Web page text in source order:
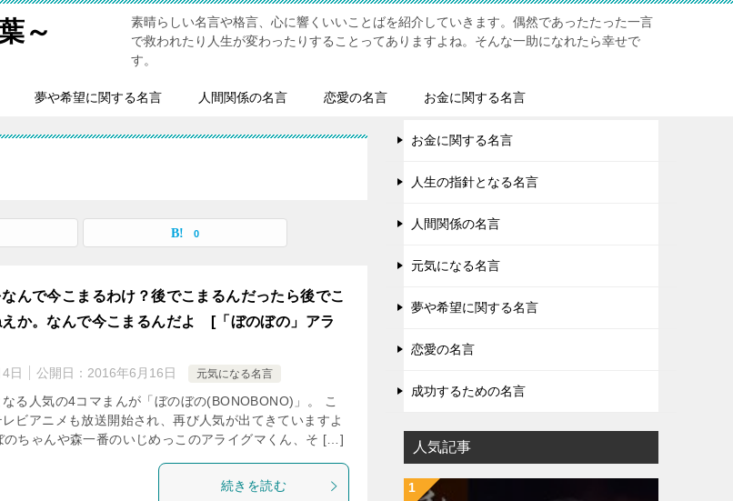
～
素晴らしい名言や格言、心に響くいいことばを紹介していきます。偶然であったたった一言
で救われたり人生が変わったりすることってありますよね。そんな一助になれたら幸せで
す。
夢や希望に関する名言 人間関係の名言 恋愛の名言 お金に関する名言
0
んで今こまるわけ？後でこまるんだったら後でこ
えか。なんで今こまるんだよ [「ぼのぼの」アラ
日 公開日： 2016年6月16日 元気になる名言
る人気の4コマまんが「ぼのぼの(BONOBONO)」。 こ
ビアニメも放送開始され、再び人気が出てきていますよ
のちゃんや森一番のいじめっこのアライグマくん、そ […]
続きを読む
お金に関する名言
人生の指針となる名言
人間関係の名言
元気になる名言
夢や希望に関する名言
恋愛の名言
成功するための名言
人気記事